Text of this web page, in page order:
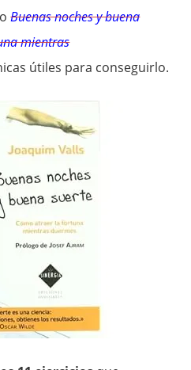
Buenas noches y buena
mientras
útiles para conseguirlo.